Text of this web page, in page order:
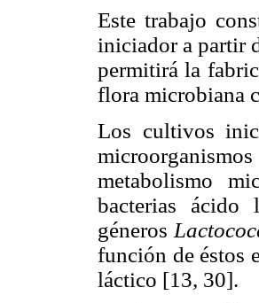
Este trabajo
iniciador a partir
permitirá la
flora microbiana
Los cultivos
metabolismo
bacterias ácido
géneros
función de éstos
láctico [13, 30].